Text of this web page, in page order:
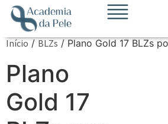
Início/BLZs/ Plano Gold 17 BLZs
Plano
Gold 17